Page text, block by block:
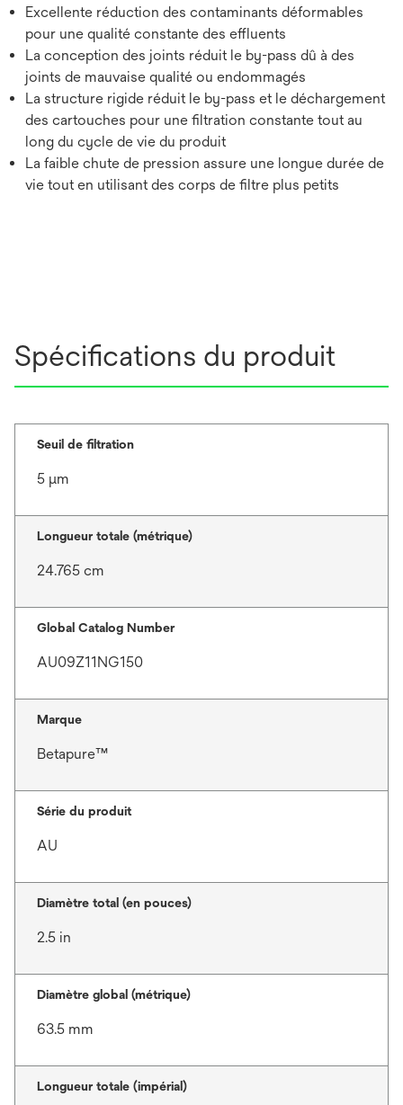
Excellente réduction des contaminants déformables
pour une qualité constante des effluents
La conception des joints réduit le by-pass dû à des
joints de mauvaise qualité ou endommagés
La structure rigide réduit le by-pass et le déchargement
des cartouches pour une filtration constante tout au
long du cycle de vie du produit
La faible chute de pression assure une longue durée de
vie tout en utilisant des corps de filtre plus petits
Spécifications du produit
Seuil de filtration
5 μm
Longueur totale (métrique)
24.765 cm
Global Catalog Number
AU09Z11NG150
Marque
Betapure™
Série du produit
AU
Diamètre total (en pouces)
2.5 in
Diamètre global (métrique)
63.5 mm
Longueur totale (impérial)